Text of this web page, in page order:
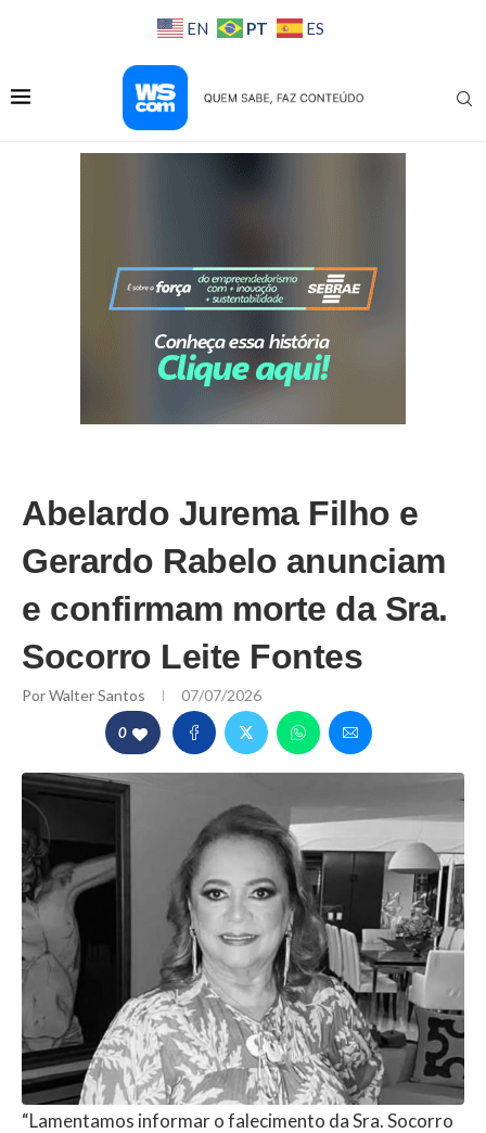
EN PT ES
Abelardo Jurema Filho e
Gerardo Rabelo anunciam
e confirmam morte da Sra.
Socorro Leite Fontes
PorWalter Santos 07/07/2026
0
“Lamentamos informar o falecimento da Sra. Socorro